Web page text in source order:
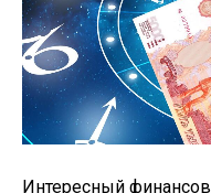
Интересный